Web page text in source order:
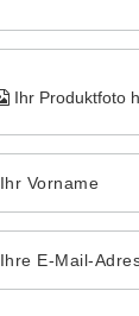
Ihr Produktfoto
Ihr Vorname
Ihre E-Mail-